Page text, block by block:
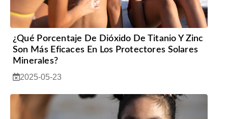
¿Qué Porcentaje De Dióxido De Titanio Y Zinc
Son Más Eficaces En Los Protectores Solares
Minerales?
2025-05-23